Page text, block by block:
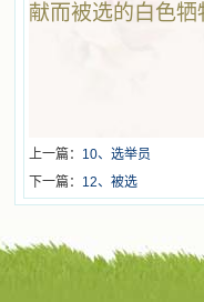
献而被选的白色牺
上一篇： 10、选举员
下一篇： 12、被选